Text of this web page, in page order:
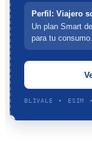
Perfil: Viajero
Un plan Smart
para tu consumo.
BLIVALE • ESIM